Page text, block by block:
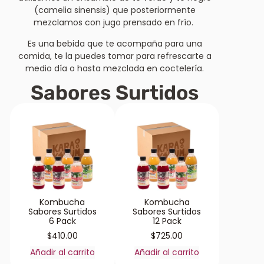
(camelia sinensis) que posteriormente
mezclamos con jugo prensado en frío.
Es una bebida que te acompaña para una
comida, te la puedes tomar para refrescarte a
medio día o hasta mezclada en coctelería.
Sabores Surtidos
Kombucha
Sabores Surtidos
6 Pack
$410.00
Añadir al carrito
Kombucha
Sabores Surtidos
12 Pack
$725.00
Añadir al carrito